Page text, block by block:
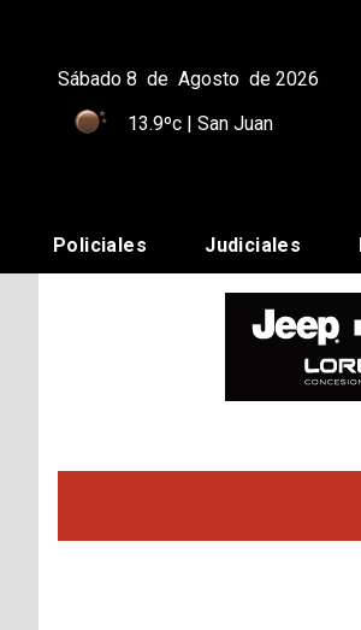
Sábado 8 de Agosto de 2026
13.9ºc | San Juan
Policiales Judiciales